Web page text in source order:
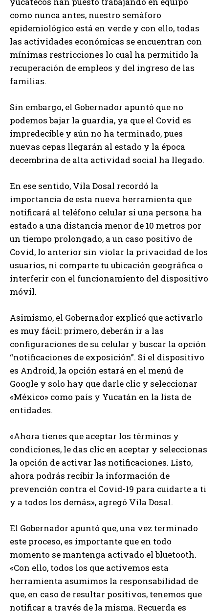
como nunca antes, nuestro semáforo
epidemiológico está en verde y con ello, todas
las actividades económicas se encuentran con
mínimas restricciones lo cual ha permitido la
recuperación de empleos y del ingreso de las
familias.
Sin embargo, el Gobernador apuntó que no
podemos bajar la guardia, ya que el Covid es
impredecible y aún no ha terminado, pues
nuevas cepas llegarán al estado y la época
decembrina de alta actividad social ha llegado.
En ese sentido, Vila Dosal recordó la
importancia de esta nueva herramienta que
notificará al teléfono celular si una persona ha
estado a una distancia menor de 10 metros por
un tiempo prolongado, a un caso positivo de
Covid, lo anterior sin violar la privacidad de los
usuarios, ni comparte tu ubicación geográfica o
interferir con el funcionamiento del dispositivo
móvil.
Asimismo, el Gobernador explicó que activarlo
es muy fácil: primero, deberán ir a las
configuraciones de su celular y buscar la opción
“notificaciones de exposición”. Si el dispositivo
es Android, la opción estará en el menú de
Google y solo hay que darle clic y seleccionar
«México» como país y Yucatán en la lista de
entidades.
«Ahora tienes que aceptar los términos y
condiciones, le das clic en aceptar y seleccionas
la opción de activar las notificaciones. Listo,
ahora podrás recibir la información de
prevención contra el Covid-19 para cuidarte a ti
y a todos los demás», agregó Vila Dosal.
El Gobernador apuntó que, una vez terminado
este proceso, es importante que en todo
momento se mantenga activado el bluetooth.
«Con ello, todos los que activemos esta
herramienta asumimos la responsabilidad de
que, en caso de resultar positivos, tenemos que
notificar a través de la misma. Recuerda es